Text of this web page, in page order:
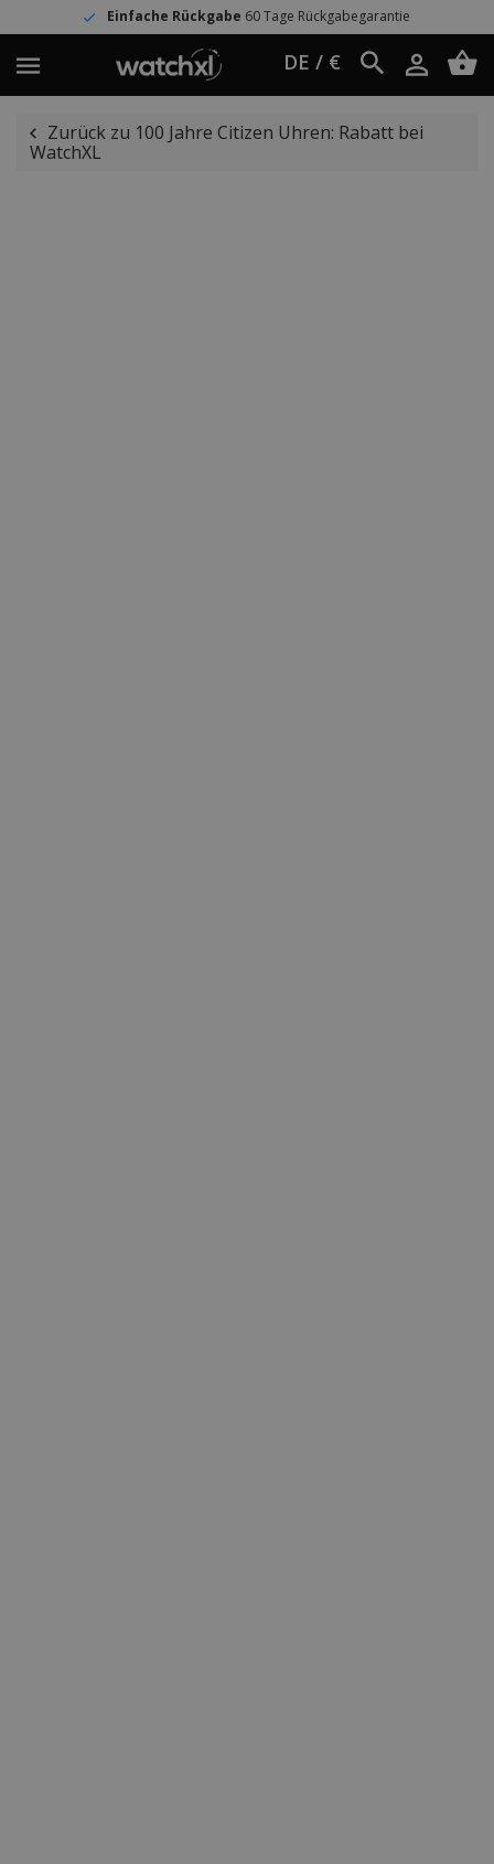
Einfache Rückgabe 60 Tage Rückgabegarantie
DE / €
Zurück zu 100 Jahre Citizen Uhren: Rabatt bei
WatchXL